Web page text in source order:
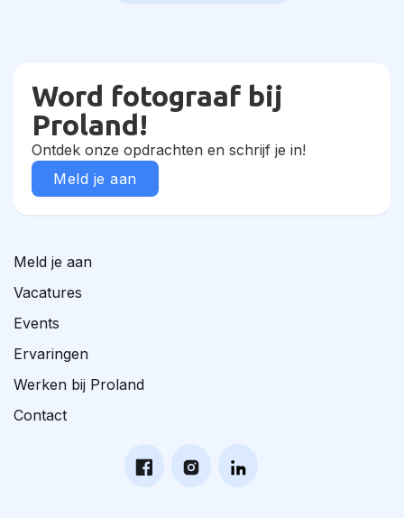
Word fotograaf bij
Proland!
Ontdek onze opdrachten en schrijf je in!
Meld je aan
Meld je aan
Vacatures
Events
Ervaringen
Werken bij Proland
Contact